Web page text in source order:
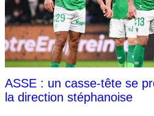
ASSE : un casse-tête se
la direction stéphanoise